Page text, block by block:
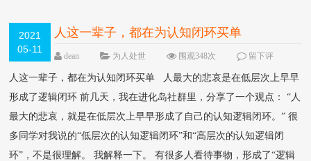
2021
05-11
人这一辈子，都在为认知闭环买单
dean 为人处世 围观348次
留下评
人这一辈子，都在为认知闭环买单 人最大的悲哀是在低层次上早早
形成了逻辑闭环 前几天，我在进化岛社群里，分享了一个观点： “人
最大的悲哀，就是在低层次上早早形成了自己的认知逻辑闭环。” 很
多同学对我说的“低层次的认知逻辑闭环”和“高层次的认知逻辑闭
环”，不是很理解。 我解释一下。 有很多人看待事物，形成了“逻辑